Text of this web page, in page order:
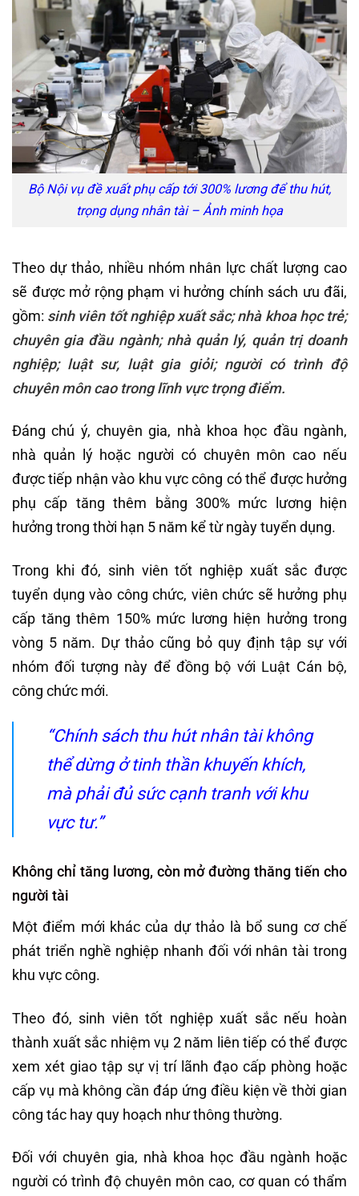
Bộ Nội vụ đề xuất phụ cấp tới 300% lương để thu hút,
trọng dụng nhân tài – Ảnh minh họa
Theo dự thảo, nhiều nhóm nhân lực chất lượng cao
sẽ được mở rộng phạm vi hưởng chính sách ưu đãi,
gồm: sinh viên tốt nghiệp xuất sắc;nhà khoa học trẻ;
chuyên gia đầu ngành; nhà quản lý, quản trị doanh
nghiệp; luật sư, luật gia giỏi; người có trình độ
chuyên môn cao trong lĩnh vực trọng điểm.
Đáng chú ý, chuyên gia, nhà khoa học đầu ngành,
nhà quản lý hoặc người có chuyên môn cao nếu
được tiếp nhận vào khu vực công có thể được hưởng
phụ cấp tăng thêm bằng 300% mức lương hiện
hưởng trong thời hạn 5 năm kể từ ngày tuyển dụng.
Trong khi đó, sinh viên tốt nghiệp xuất sắc được
tuyển dụng vào công chức, viên chức sẽ hưởng phụ
cấp tăng thêm 150% mức lương hiện hưởng trong
vòng 5 năm. Dự thảo cũng bỏ quy định tập sự với
nhóm đối tượng này để đồng bộ với Luật Cán bộ,
công chức mới.
“Chính sách thu hút nhân tài không
thể dừng ở tinh thần khuyến khích,
mà phải đủ sức cạnh tranh với khu
vực tư.”
Không chỉ tăng lương, còn mở đường thăng tiến cho
người tài
Một điểm mới khác của dự thảo là bổ sung cơ chế
phát triển nghề nghiệp nhanh đối với nhân tài trong
khu vực công.
Theo đó, sinh viên tốt nghiệp xuất sắc nếu hoàn
thành xuất sắc nhiệm vụ 2 năm liên tiếp có thể được
xem xét giao tập sự vị trí lãnh đạo cấp phòng hoặc
cấp vụ mà không cần đáp ứng điều kiện về thời gian
công tác hay quy hoạch như thông thường.
Đối với chuyên gia, nhà khoa học đầu ngành hoặc
người có trình độ chuyên môn cao, cơ quan có thẩm